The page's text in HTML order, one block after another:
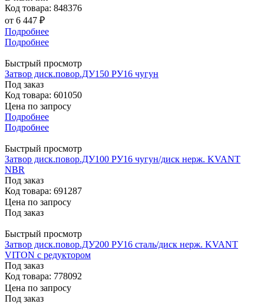
Код товара: 848376
от 6 447 ₽
Подробнее
Подробнее
Быстрый просмотр
Затвор диск.повор.ДУ150 РУ16 чугун
Под заказ
Код товара: 601050
Цена по запросу
Подробнее
Подробнее
Быстрый просмотр
Затвор диск.повор.ДУ100 РУ16 чугун/диск нерж. KVANT
NBR
Под заказ
Код товара: 691287
Цена по запросу
Под заказ
Быстрый просмотр
Затвор диск.повор.ДУ200 РУ16 сталь/диск нерж. KVANT
VITON с редуктором
Под заказ
Код товара: 778092
Цена по запросу
Под заказ